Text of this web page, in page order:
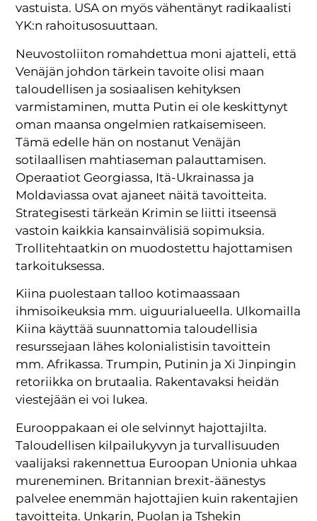
vastuista. USA on myös vähentänyt radikaalisti
YK:n rahoitusosuuttaan.
Neuvostoliiton romahdettua moni ajatteli, että
Venäjän johdon tärkein tavoite olisi maan
taloudellisen ja sosiaalisen kehityksen
varmistaminen, mutta Putin ei ole keskittynyt
oman maansa ongelmien ratkaisemiseen.
Tämä edelle hän on nostanut Venäjän
sotilaallisen mahtiaseman palauttamisen.
Operaatiot Georgiassa, Itä-Ukrainassa ja
Moldaviassa ovat ajaneet näitä tavoitteita.
Strategisesti tärkeän Krimin se liitti itseensä
vastoin kaikkia kansainvälisiä sopimuksia.
Trollitehtaatkin on muodostettu hajottamisen
tarkoituksessa.
Kiina puolestaan talloo kotimaassaan
ihmisoikeuksia mm. uiguurialueella. Ulkomailla
Kiina käyttää suunnattomia taloudellisia
resurssejaan lähes kolonialistisin tavoittein
mm. Afrikassa. Trumpin, Putinin ja Xi Jinpingin
retoriikka on brutaalia. Rakentavaksi heidän
viestejään ei voi lukea.
Eurooppakaan ei ole selvinnyt hajottajilta.
Taloudellisen kilpailukyvyn ja turvallisuuden
vaalijaksi rakennettua Euroopan Unionia uhkaa
mureneminen. Britannian brexit-äänestys
palvelee enemmän hajottajien kuin rakentajien
tavoitteita. Unkarin, Puolan ja Tshekin